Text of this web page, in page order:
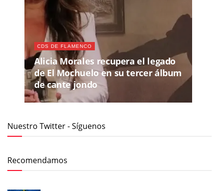
CDS DE FLAMENCO
Alicia Morales recupera el legado
de El Mochuelo en su tercer álbum
de cante jondo
Nuestro Twitter - Síguenos
Recomendamos